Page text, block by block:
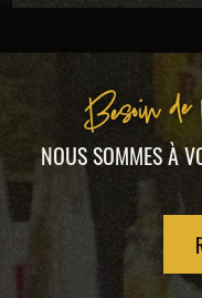
Besoin
NOUS SOMMES À